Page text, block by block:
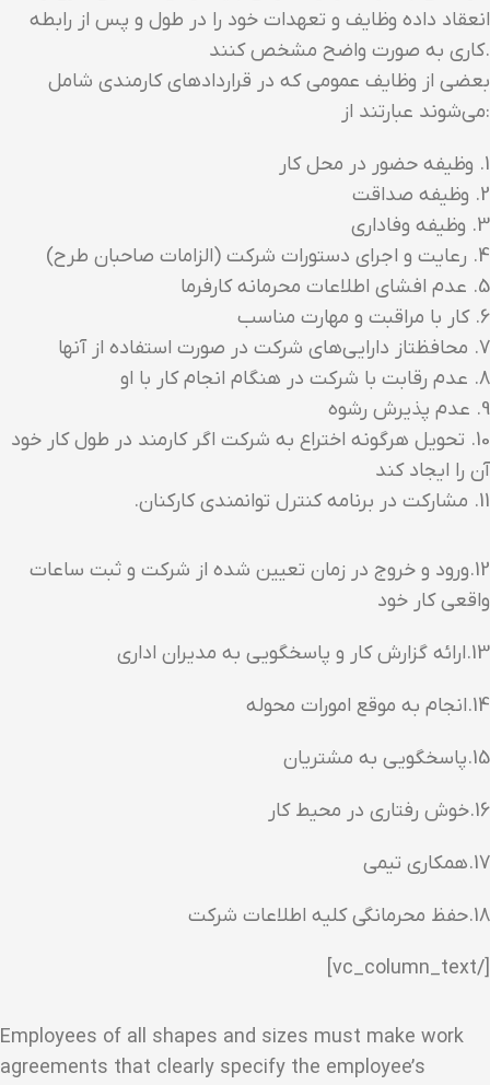
انعقاد داده وظایف و تعهدات خود را در طول و پس از رابطه
کاری به صورت واضح مشخص کنند.
بعضی از وظایف عمومی که در قراردادهای کارمندی شامل
می‌شوند عبارتند از:
1. وظیفه حضور در محل کار
2. وظیفه صداقت
3. وظیفه وفاداری
4. رعایت و اجرای دستورات شرکت (الزامات صاحبان طرح)
5. عدم افشای اطلاعات محرمانه کارفرما
6. کار با مراقبت و مهارت مناسب
7. محافظتاز دارایی‌های شرکت در صورت استفاده از آنها
8. عدم رقابت با شرکت در هنگام انجام کار با او
9. عدم پذیرش رشوه
10. تحویل هرگونه اختراع به شرکت اگر کارمند در طول کار خود
آن را ایجاد کند
11. مشارکت در برنامه کنترل توانمندی کارکنان.
12.ورود و خروج در زمان تعیین شده از شرکت و ثبت ساعات
واقعی کار خود
13.ارائه گزارش کار و پاسخگویی به مدیران اداری
14.انجام به موقع امورات محوله
15.پاسخگویی به مشتریان
16.خوش رفتاری در محیط کار
17.همکاری تیمی
18.حفظ محرمانگی کلیه اطلاعات شرکت
[/vc_column_text]
Employees of all shapes and sizes must make work
agreements that clearly specify the employee’s